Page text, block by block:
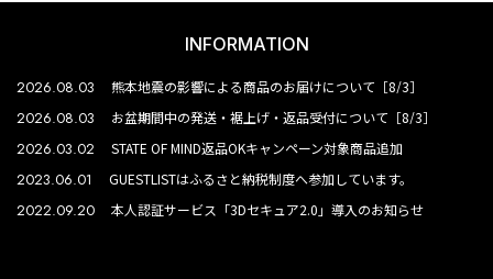
INFORMATION
2026.08.03 熊本地震の影響による商品のお届けについて［8/3］
2026.08.03 お盆期間中の発送・裾上げ・返品受付について［8/3］
2026.03.02 STATE OF MIND返品OKキャンペーン対象商品追加
2023.06.01 GUESTLISTはふるさと納税制度へ参加しています。
2022.09.20 本人認証サービス「3Dセキュア2.0」導入のお知らせ